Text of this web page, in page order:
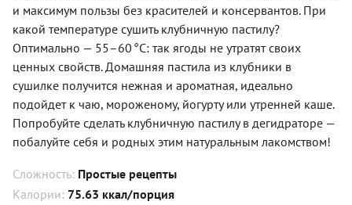
и максимум пользы без красителей и консервантов. При
какой температуре сушить клубничную пастилу?
Оптимально — 55–60 °C: так ягоды не утратят своих
ценных свойств. Домашняя пастила из клубники в
сушилке получится нежная и ароматная, идеально
подойдет к чаю, мороженому, йогурту или утренней каше.
Попробуйте сделать клубничную пастилу в дегидраторе —
побалуйте себя и родных этим натуральным лакомством!
Сложность: Простые рецепты
Калории: 75.63 ккал/порция